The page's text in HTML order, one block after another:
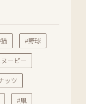
#野球
ーピー
ッツ
#凧